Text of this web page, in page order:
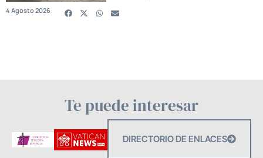
4 Agosto 2026
Te puede interesar
DIRECTORIO DE ENLACES